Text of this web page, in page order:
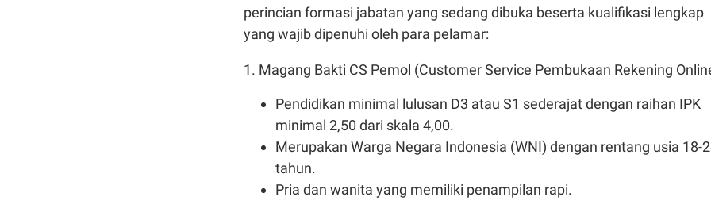
perincian formasi jabatan yang sedang dibuka beserta kualifikasi lengkap
yang wajib dipenuhi oleh para pelamar:
1. Magang Bakti CS Pemol (Customer Service Pembukaan Rekening
Pendidikan minimal lulusan D3 atau S1 sederajat dengan raihan IPK
minimal 2,50 dari skala 4,00.
Merupakan Warga Negara Indonesia (WNI) dengan rentang usia 18-
tahun.
Pria dan wanita yang memiliki penampilan rapi.